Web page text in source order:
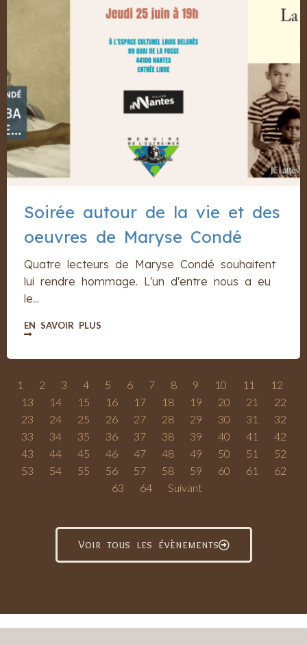
Soirée autour de la vie et des
oeuvres de Maryse Condé
Quatre lecteurs de Maryse Condé souhaitent
lui rendre hommage. L'un d'entre nous a eu
le...
EN SAVOIR PLUS
1 2 3 4 5 6 7 8 9 10 11
12
13
14 15 16 17 18 19 20 21
22
23
24 25 26 27 28 29 30 31
32
33
34 35 36 37 38 39 40 41
42
43
44 45 46 47 48 49 50 51
52
53
54 55 56 57 58 59 60 61
62
63
64 Suivant
Voir tous les évènements